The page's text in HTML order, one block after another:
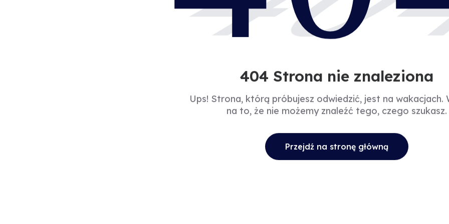
404 Strona nie znaleziona
Ups! Strona, którą próbujesz odwiedzić, jest na wakacjach.
na to, że nie możemy znaleźć tego, czego szukasz.
Przejdź na stronę główną